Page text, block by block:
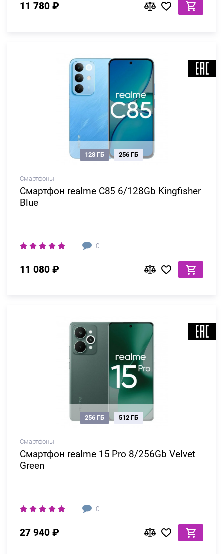
11 780 ₽
Смартфоны
Смартфон realme C85 6/128Gb Kingfisher
Blue
0
128 ГБ 256 ГБ
11 080 ₽
Смартфоны
Смартфон realme 15 Pro 8/256Gb Velvet
Green
0
256 ГБ 512 ГБ
27 940 ₽